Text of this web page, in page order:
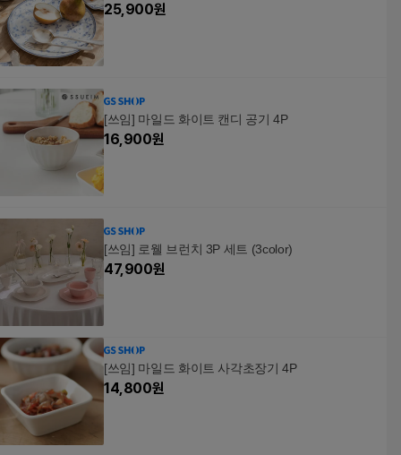
25,900원
[쓰임] 마일드 화이트 캔디 공기 4P
16,900원
[쓰임] 로웰 브런치 3P 세트 (3color)
47,900원
[쓰임] 마일드 화이트 사각초장기 4P
14,800원